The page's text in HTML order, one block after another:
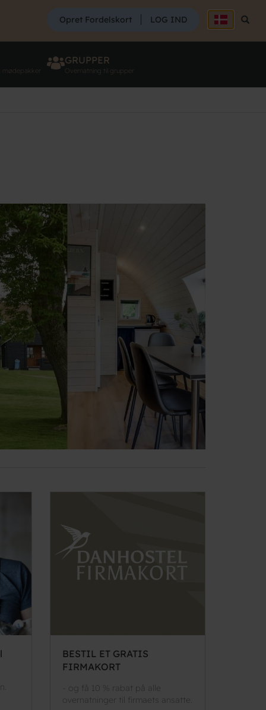
SØG
Søg
Opret Fordelskort LOG IND
mødepakker
GRUPPER
Overnatning til grupper
BESTIL ET GRATIS
FIRMAKORT
- og få 10 % rabat på alle
overnatninger til firmaets ansatte.